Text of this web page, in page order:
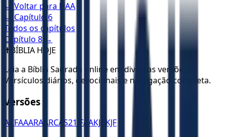
← Voltar para NAA
← Capítulo 6
Todos os capítulos
Capítulo 8 →
✝️ BÍBLIA HOJE
Leia a Bíblia Sagrada online em diversas versões.
Versículos diários, devocionais e navegação completa.
Versões
ACFAAARA ARCAS21 JFAAKJA KJF